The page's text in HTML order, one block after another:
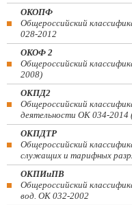
ОКОПФ
Общероссийский
028-2012
ОКОФ 2
Общероссийский
2008)
ОКПД2
Общероссийский
деятельности ОК 034-
ОКПДТР
Общероссийский
служащих и тарифных
ОКПИиПВ
Общероссийский
вод. ОК 032-2002